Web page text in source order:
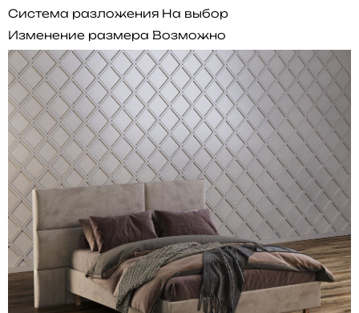
Система разложения На выбор
Изменение размера Возможно